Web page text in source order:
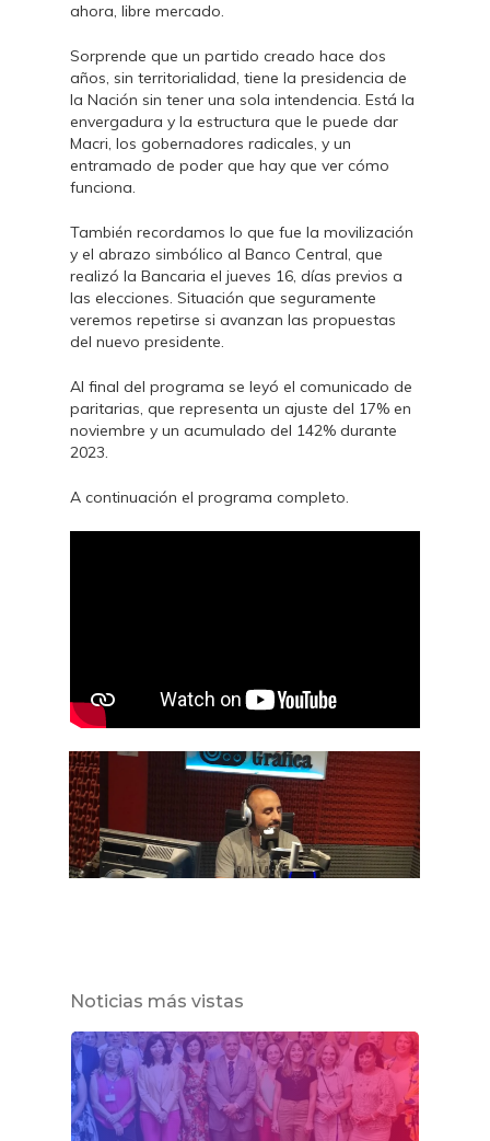
ahora, libre mercado.
Sorprende que un partido creado hace dos
años, sin territorialidad, tiene la presidencia de
la Nación sin tener una sola intendencia. Está la
envergadura y la estructura que le puede dar
Macri, los gobernadores radicales, y un
entramado de poder que hay que ver cómo
funciona.
También recordamos lo que fue la movilización
y el abrazo simbólico al Banco Central, que
realizó la Bancaria el jueves 16, días previos a
las elecciones. Situación que seguramente
veremos repetirse si avanzan las propuestas
del nuevo presidente.
Al final del programa se leyó el comunicado de
paritarias, que representa un ajuste del 17% en
noviembre y un acumulado del 142% durante
2023.
A continuación el programa completo.
Noticias más vistas